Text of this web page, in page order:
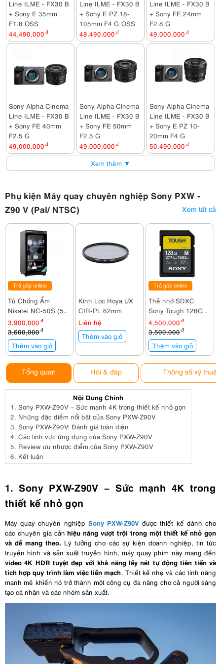
Line ILME - FX30 B
+ Sony E 35mm
F1.8 OSS
44,490,000 đ
Line ILME - FX30 B
+ Sony E PZ 18-
105mm F4 G OSS
48,490,000 đ
Line ILME - FX30 B
+ Sony FE 24mm
F2.8 G
49,000,000 đ
Sony Alpha Cinema
Line ILME - FX30 B
+ Sony FE 40mm
F2.5 G
49,000,000 đ
Sony Alpha Cinema
Line ILME - FX30 B
+ Sony FE 50mm
F2.5 G
49,000,000 đ
Sony Alpha Cinema
Line ILME - FX30 B
+ Sony E PZ 10-
20mm F4 G
50,490,000 đ
Xem thêm ▼
Phụ kiện Máy quay chuyên nghiệp Sony PXW -
Z90 V (Pal/ NTSC)
Xem tất cả
Trả góp online
Tủ Chống Ẩm
Nikatei NC-50S (50
lít)
3,900,000 đ
3,600,000đ
Thêm vào giỏ
Kính Lọc Hoya UX
CIR-PL 62mm
Liên hệ
Thêm vào giỏ
Trả góp online
Thẻ nhớ SDXC
Sony Tough 128GB
277Mb/150Mb/s
(SF-M128T)
4,500,000 đ
3,500,000đ
Thêm vào giỏ
Tổng quan Hỏi & đáp Thông số kỹ thuật
Nội Dung Chính
1. Sony PXW-Z90V – Sức mạnh 4K trong thiết kế nhỏ gọn
2. Những đặc điểm nổi bật của Sony PXW-Z90V
3. Sony PXW-Z90V: Đánh giá toàn diện
4. Các lĩnh vực ứng dụng của Sony PXW-Z90V
5. Review ưu nhược điểm của Sony PXW-Z90V
6. Kết luận
1. Sony PXW-Z90V – Sức mạnh 4K trong
thiết kế nhỏ gọn
Máy quay chuyên nghiệp Sony PXW-Z90V được thiết kế dành cho
các chuyên gia cầnhiệu năng vượt trội trong một thiết kế nhỏ gọn
và dễ mang theo. Lý tưởng cho các sự kiện doanh nghiệp, tin tức
truyền hình và sản xuất truyền hình, máy quay phim này mang đến
video 4K HDR tuyệt đẹp với khả năng lấy nét tự động tiên tiến và
tích hợp quy trình làm việc liền mạch. Thiết kế nhẹ và các tính năng
mạnh mẽ khiến nó trở thành một công cụ đa năng cho cả người sáng
tạo cá nhân và các nhóm sản xuất.